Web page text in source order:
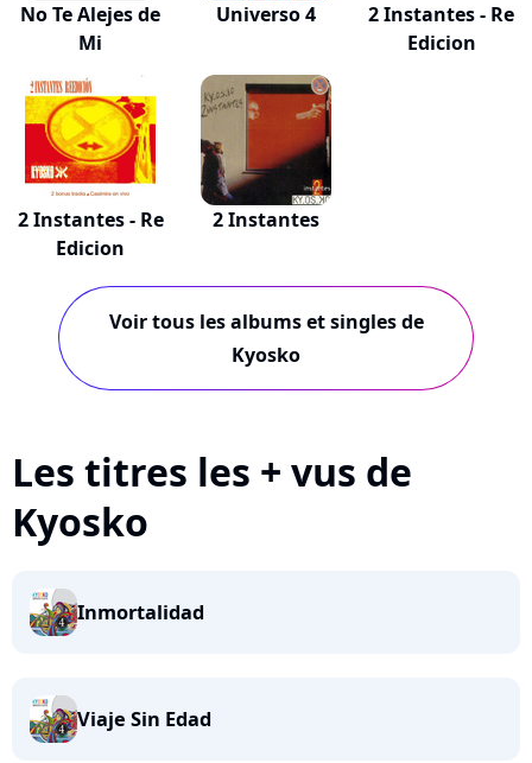
No Te Alejes de
Mi
Universo 4
2 Instantes - Re
Edicion
2 Instantes - Re
Edicion
2 Instantes
Voir tous les albums et singles de
Kyosko
Les titres les + vus de
Kyosko
Inmortalidad
Viaje Sin Edad